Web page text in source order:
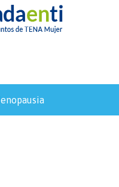
menopausia